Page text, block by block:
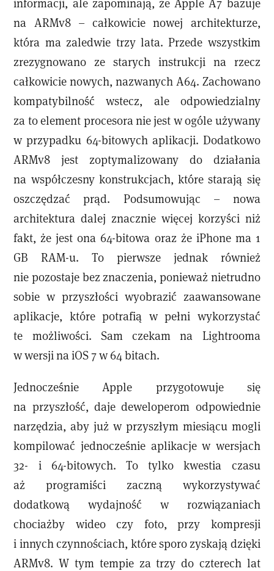
na ARMv8 – całkowicie nowej architekturze,
która ma zaledwie trzy lata. Przede wszystkim
zrezygnowano ze starych instrukcji na rzecz
całkowicie nowych, nazwanych A64. Zachowano
kompatybilność wstecz, ale odpowiedzialny
za to element procesora nie jest w ogóle używany
w przypadku 64-bitowych aplikacji. Dodatkowo
ARMv8 jest zoptymalizowany do działania
na współczesny konstrukcjach, które starają się
oszczędzać prąd. Podsumowując – nowa
architektura dalej znacznie więcej korzyści niż
fakt, że jest ona 64-bitowa oraz że iPhone ma 1
GB RAM-u. To pierwsze jednak również
nie pozostaje bez znaczenia, ponieważ nietrudno
sobie w przyszłości wyobrazić zaawansowane
aplikacje, które potrafią w pełni wykorzystać
te możliwości. Sam czekam na Lightrooma
w wersji na iOS 7 w 64 bitach.
Jednocześnie Apple przygotowuje się
na przyszłość, daje deweloperom odpowiednie
narzędzia, aby już w przyszłym miesiącu mogli
kompilować jednocześnie aplikacje w wersjach
32- i 64-bitowych. To tylko kwestia czasu
aż programiści zaczną wykorzystywać
dodatkową wydajność w rozwiązaniach
chociażby wideo czy foto, przy kompresji
i innych czynnościach, które sporo zyskają dzięki
ARMv8. W tym tempie za trzy do czterech lat